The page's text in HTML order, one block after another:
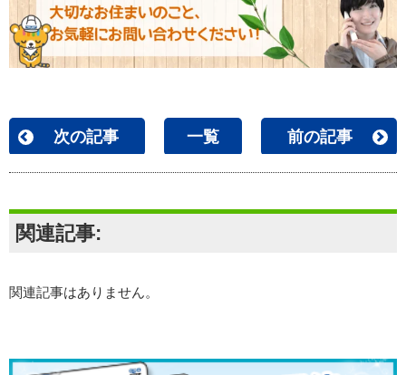
次の記事 一覧 前の記事
関連記事:
関連記事はありません。